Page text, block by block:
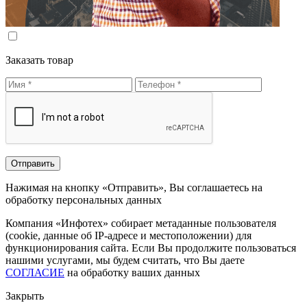
Заказать товар
Нажимая на кнопку «Отправить», Вы соглашаетесь на
обработку персональных данных
Компания «Инфотех» собирает метаданные пользователя
(cookie, данные об IP-адресе и местоположении) для
функционирования сайта. Если Вы продолжите пользоваться
нашими услугами, мы будем считать, что Вы даете
СОГЛАСИЕ на обработку ваших данных
Закрыть